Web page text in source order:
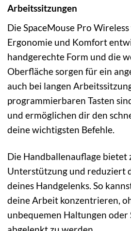
Arbeitssitzungen
Die SpaceMouse Pro
Ergonomie und Komfort
handgerechte Form und die
Oberfläche sorgen für ein
auch bei langen
programmierbaren Tasten
und ermöglichen dir den
deine wichtigsten Befehle.
Die Handballenauflage bietet
Unterstützung und reduziert
deines Handgelenks. So
deine Arbeit konzentrieren,
unbequemen Haltungen oder